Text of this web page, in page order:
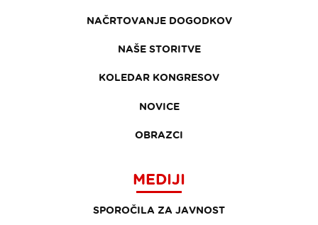
NAČRTOVANJE DOGODKOV
NAŠE STORITVE
KOLEDAR KONGRESOV
NOVICE
OBRAZCI
MEDIJI
SPOROČILA ZA JAVNOST